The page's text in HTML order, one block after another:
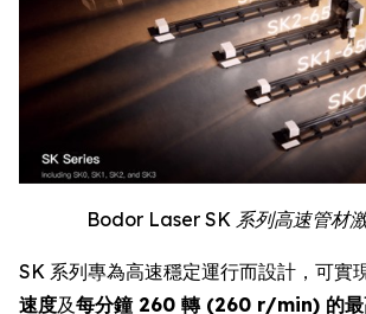
Bodor Laser SK 系列高速管材
SK 系列專為高速穩定運行而設計，可實
速度及每分鐘 260 轉 (260 r/min) 的最